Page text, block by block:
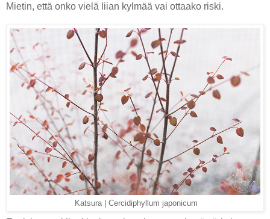
Mietin, että onko vielä liian kylmää vai ottaako riski.
Katsura | Cercidiphyllum japonicum